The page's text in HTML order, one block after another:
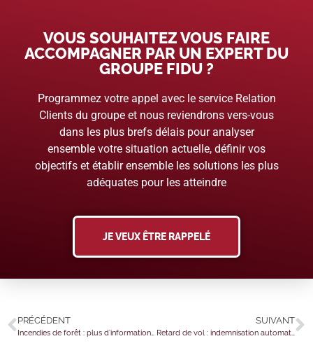
VOUS SOUHAITEZ VOUS FAIRE
ACCOMPAGNER PAR UN EXPERT DU
GROUPE FIDU ?
Programmez votre appel avec le service Relation
Clients du groupe et nous reviendrons vers-vous
dans les plus brefs délais pour analyser
ensemble votre situation actuelle, définir vos
objectifs et établir ensemble les solutions les plus
adéquates pour les atteindre
JE VEUX ÊTRE RAPPELÉ
PRÉCÉDENT SUIVANT